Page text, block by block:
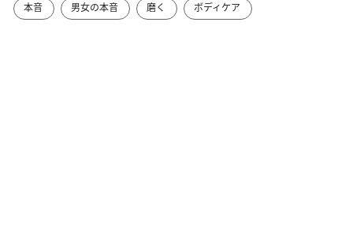
本音 男女の本音 磨く ボディケア